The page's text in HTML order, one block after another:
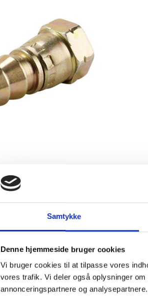
Samtykke
Denne hjemmeside bruger cookies
Vi bruger cookies til at tilpasse vores
vores trafik. Vi deler også oplysninger
annonceringspartnere og
Nyheder